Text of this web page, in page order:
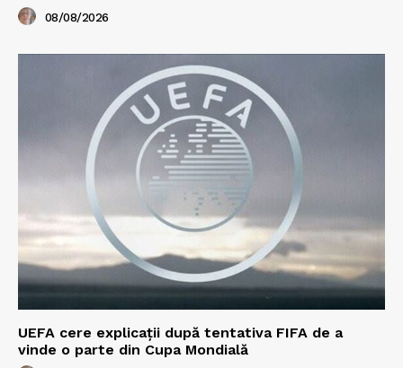
08/08/2026
UEFA cere explicații după tentativa FIFA de a
vinde o parte din Cupa Mondială